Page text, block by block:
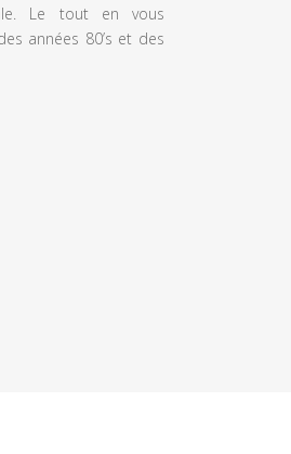
Le tout en vous
années 80’s et des